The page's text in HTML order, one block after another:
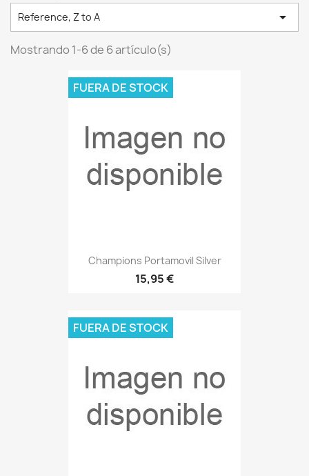
Reference, Z to A 
Mostrando 1-6 de 6 artículo(s)
Champions Portamovil Silver
15,95 €
FUERA DE STOCK
FUERA DE STOCK